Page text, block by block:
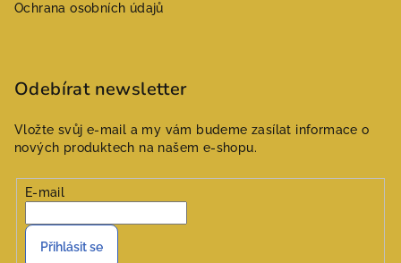
Ochrana osobních údajů
Odebírat newsletter
Vložte svůj e-mail a my vám budeme zasílat informace o
nových produktech na našem e-shopu.
E-mail
Přihlásit se